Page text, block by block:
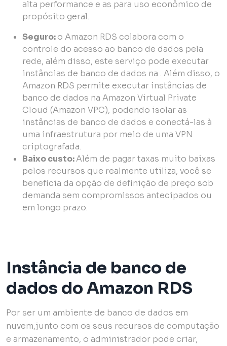
alta performance e as para uso econômico de
propósito geral.
Seguro:o Amazon RDS colabora com o
controle do acesso ao banco de dados pela
rede, além disso, este serviço pode executar
instâncias de banco de dados na . Além disso, o
Amazon RDS permite executar instâncias de
banco de dados na Amazon Virtual Private
Cloud (Amazon VPC), podendo isolar as
instâncias de banco de dados e conectá-las à
uma infraestrutura por meio de uma VPN
criptografada.
Baixo custo:Além de pagar taxas muito baixas
pelos recursos que realmente utiliza, você se
beneficia da opção de definição de preço sob
demanda sem compromissos antecipados ou
em longo prazo.
Instância de banco de
dados do Amazon RDS
Por ser um ambiente de banco de dados em
nuvem,junto com os seus recursos de computação
e armazenamento, o administrador pode criar,